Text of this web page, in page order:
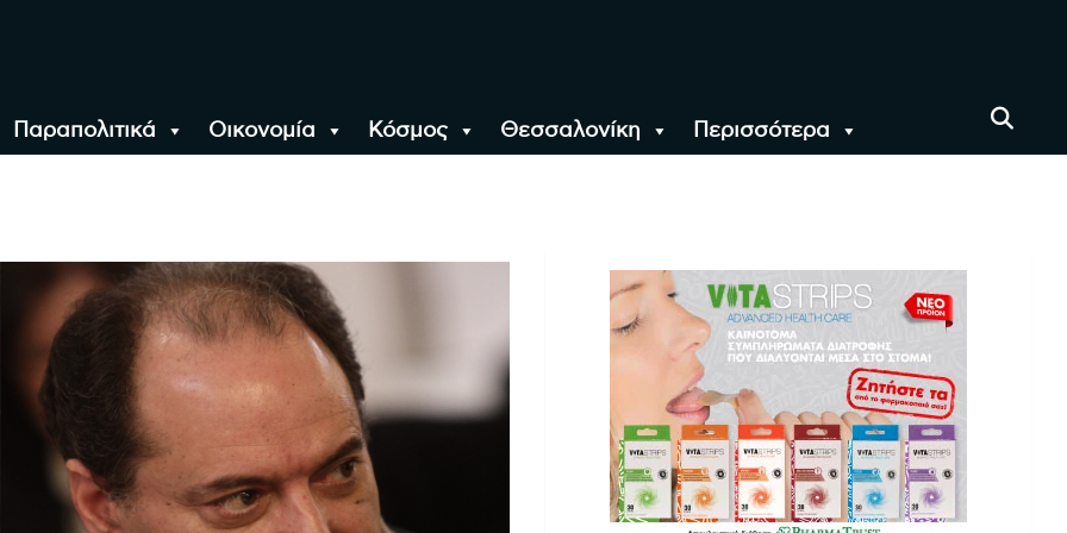
Παραπολιτικά Οικονομία Κόσμος Θεσσαλονίκη Περισσότερα